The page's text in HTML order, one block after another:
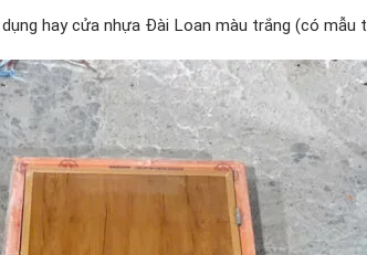
hay cửa nhựa Đài Loan màu trắng (có mẫu